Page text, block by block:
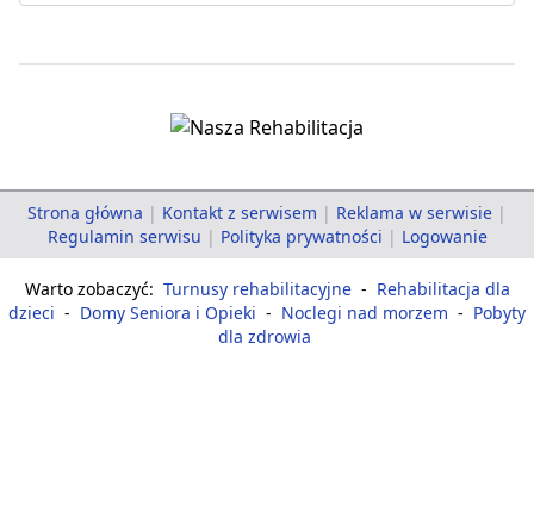
Strona główna | Kontakt z serwisem | Reklama w serwisie |
Regulamin serwisu | Polityka prywatności | Logowanie
Warto zobaczyć: Turnusy rehabilitacyjne - Rehabilitacja dla
dzieci - Domy Seniora i Opieki - Noclegi nad morzem - Pobyty
dla zdrowia